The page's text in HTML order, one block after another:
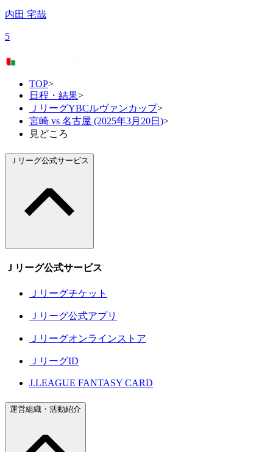
内田 宅哉
5
TOP>
日程・結果>
ＪリーグYBCルヴァンカップ>
宮崎 vs 名古屋 (2025年3月20日)>
見どころ
Ｊリーグ公式サービス
Ｊリーグ公式サービス
Ｊリーグチケット
Ｊリーグ公式アプリ
Ｊリーグオンラインストア
ＪリーグID
J.LEAGUE FANTASY CARD
運営組織・活動紹介